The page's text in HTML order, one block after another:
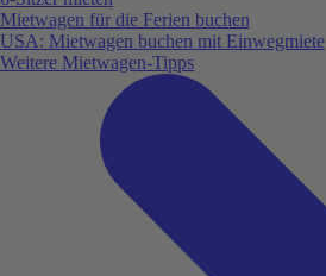
Mietwagen für die Ferien buchen
USA: Mietwagen buchen mit Einwegmiete
Weitere Mietwagen-Tipps